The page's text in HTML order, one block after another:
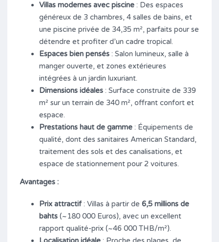
Villas modernes avec piscine : Des espaces
généreux de 3 chambres, 4 salles de bains, et
une piscine privée de 34,35 m², parfaits pour se
détendre et profiter d’un cadre tropical.
Espaces bien pensés : Salon lumineux, salle à
manger ouverte, et zones extérieures
intégrées à un jardin luxuriant.
Dimensions idéales : Surface construite de 339
m² sur un terrain de 340 m², offrant confort et
espace.
Prestations haut de gamme : Équipements de
qualité, dont des sanitaires American Standard,
traitement des sols et des canalisations, et
espace de stationnement pour 2 voitures.
Avantages :
Prix attractif: Villas à partir de 6,5 millions de
bahts (~180 000 Euros), avec un excellent
rapport qualité-prix (~46 000 THB/m²).